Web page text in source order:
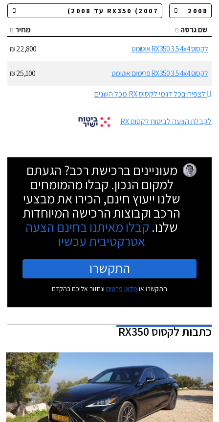
שם גרסה
מחיר
לקסוס RX350 3.5 4x4 אוטומט
22,800 ₪
לקסוס RX350 3.5 4x4 פרימיום אוטומט
25,100 ₪
לצפיה בכל דגמי לקסוס RX מכל השנים
לקבלת הצעה לביטוח לקסוס RX
מעוניינים ברכישת רכב? הגעתם
למקום הנכון. קבלו מהמומחים
שלנו ייעוץ חינם, הכירו את מבצעי
הרכב וקבוצות הרכישה המיוחדות
שלנו. קבלו מאיתנו בחינם הצעה
אטרקטיבית עכשיו
התקשרו
התקשרו או מלאו פרטים ונחזור אליכם בהקדם
כתבותלקסוס RX350